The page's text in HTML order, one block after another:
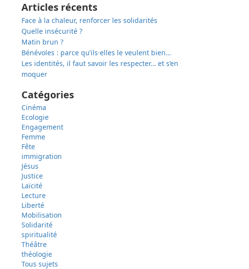
Articles récents
Face à la chaleur, renforcer les solidarités
Quelle insécurité ?
Matin brun ?
Bénévoles : parce qu’ils·elles le veulent bien…
Les identités, il faut savoir les respecter… et s’en
moquer
Catégories
Cinéma
Ecologie
Engagement
Femme
Fête
immigration
Jésus
Justice
Laïcité
Lecture
Liberté
Mobilisation
Solidarité
spiritualité
Théâtre
théologie
Tous sujets